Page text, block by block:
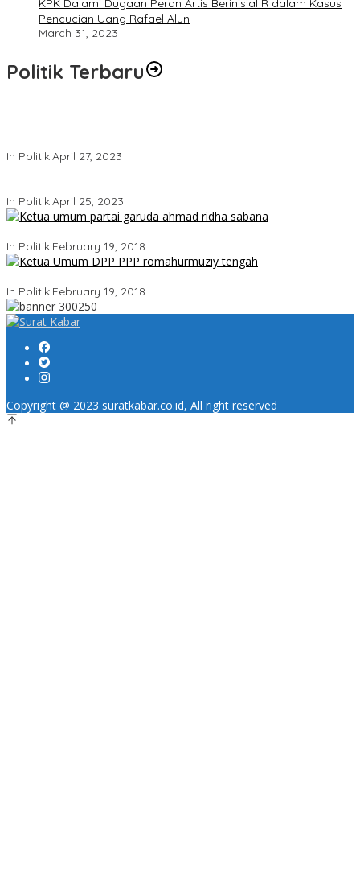
KPK Dalami Dugaan Peran Artis Berinisial R dalam Kasus
Pencucian Uang Rafael Alun
March 31, 2023
Politik Terbaru
In Politik|April 27, 2023
In Politik|April 25, 2023
In Politik|February 19, 2018
In Politik|February 19, 2018
Copyright @ 2023 suratkabar.co.id, All right reserved